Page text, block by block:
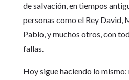
de salvación, en tiempos
personas como el Rey David,
Pablo, y muchos otros, con
fallas.
Hoy sigue haciendo lo